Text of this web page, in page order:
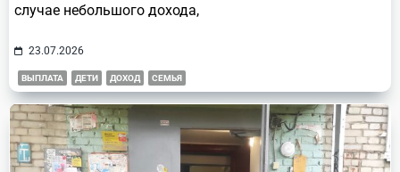
случае небольшого дохода,
23.07.2026
ВЫПЛАТА ДЕТИ ДОХОД СЕМЬЯ